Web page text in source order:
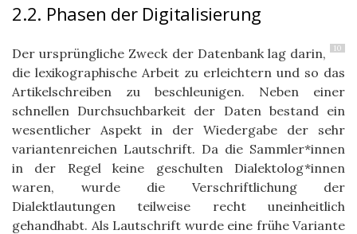
2.2. Phasen der Digitalisierung
10
Der ursprüngliche Zweck der Datenbank lag darin,
die lexikographische Arbeit zu erleichtern und so das
Artikelschreiben zu beschleunigen. Neben einer
schnellen Durchsuchbarkeit der Daten bestand ein
wesentlicher Aspekt in der Wiedergabe der sehr
variantenreichen Lautschrift. Da die Sammler*innen
in der Regel keine geschulten Dialektolog*innen
waren, wurde die Verschriftlichung der
Dialektlautungen teilweise recht uneinheitlich
gehandhabt. Als Lautschrift wurde eine frühe Variante